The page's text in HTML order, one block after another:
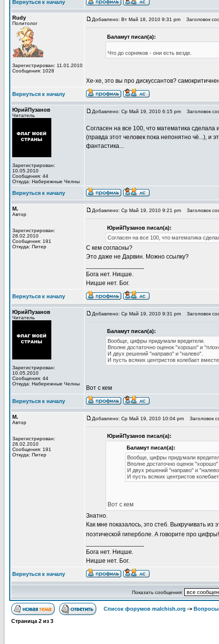
Вернуться к началу
Rudy
Политолог
Зарегистрирован: 11.01.2010
Сообщения: 1028
Добавлено: Вт Май 18, 2010 9:31 pm Заголовок
Баламут писал(а):
Что до сорняков - они есть везде.
Хе-хе, это вы про дискуссантов?
Вернуться к началу
ЮрийПузанов
Читатель
Зарегистрирован:
10.05.2010
Сообщения: 44
Откуда: Набережные Челны
Добавлено: Ср Май 19, 2010 6:15 pm Заголовок
Согласен на все 100, что математика сделала
(правда этот человек пока непонятно чё...), и
фантастика...
Вернуться к началу
М.
Автор
Зарегистрирован:
28.02.2010
Сообщения: 191
Откуда: Питер
Добавлено: Ср Май 19, 2010 9:21 pm Заголовок
ЮрийПузанов писал(а):
Согласен на все 100, что математика
С кем согласны?
Это даже не Дарвин. Можно ссылку?
Бога нет. Ницше.
Ницше нет. Бог.
Вернуться к началу
ЮрийПузанов
Читатель
Зарегистрирован:
10.05.2010
Сообщения: 44
Откуда: Набережные Челны
Добавлено: Ср Май 19, 2010 9:31 pm Заголовок
Баламут писал(а):
Вообще, цифры придумали вредители.
Вполне достаточно оценок "хорошо" и
И двух решений "направо" и "налево".
И пусть всяких центристов колебает
Вот с кем
Вернуться к началу
М.
Автор
Зарегистрирован:
28.02.2010
Сообщения: 191
Откуда: Питер
Добавлено: Ср Май 19, 2010 10:04 pm Заголовок
ЮрийПузанов писал(а):
Баламут писал(а):
Вообще, цифры придумали
Вполне достаточно оценок
И двух решений "направо" и
И пусть всяких центристов
Вот с кем
Знатно.
Как мне показалось, это стеб. Выкручивать
поэтической гиперболе. А говорите про
Бога нет. Ницше.
Ницше нет. Бог.
Вернуться к началу
Показать сообщения:
Список форумов malchish.org -> Вопросы
Страница 2 из 3